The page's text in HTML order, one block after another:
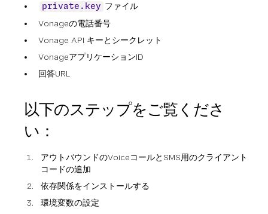
private.key ファイル
Vonageの電話番号
Vonage API キーとシークレット
VonageアプリケーションID
回答URL
以下のステップをご覧くださ
い：
アウトバウンドのVoiceコールとSMS用のクライアント
コードの追加
依存関係をインストールする
環境変数の設定